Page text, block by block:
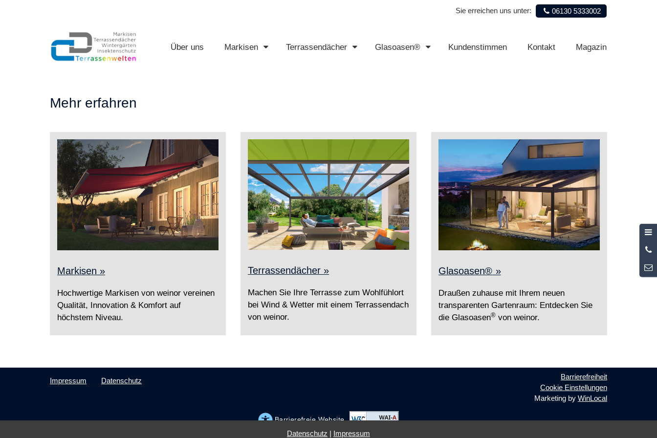
Sie erreichen uns unter: 06130 5333002
Über uns Markisen Terrassendächer Glasoasen® Kundenstimmen Kontakt Magazin
CD Terrassenwelten
Mehr erfahren
Markisen »
Hochwertige Markisen von weinor vereinen
Qualität, Innovation & Komfort auf
höchstem Niveau.
Terrassendächer »
Machen Sie Ihre Terrasse zum Wohlfühlort
bei Wind & Wetter mit einem Terrassendach
von weinor.
Glasoasen® »
Draußen zuhause mit Ihrem neuen
transparenten Gartenraum: Entdecken Sie
die Glasoasen® von weinor.
Impressum Datenschutz
Barrierefreiheit
Cookie Einstellungen
Marketing by WinLocal
Barrierefreie Website
Datenschutz | Impressum